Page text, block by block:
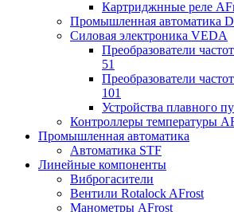
Картриджнные реле
Промышленная автоматика
Силовая электроника VEDA
Преобразователи
51
Преобразователи
101
Устройства плавного
Контроллеры температуры
Промышленная автоматика
Автоматика STF
Линейные компоненты
Виброгасители
Вентили Rotalock AFrost
Манометры AFrost